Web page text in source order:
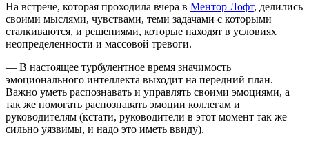
На встрече, которая проходила вчера в Ментор Лофт, делились
своими мыслями, чувствами, теми задачами с которыми
сталкиваются, и решениями, которые находят в условиях
неопределенности и массовой тревоги.
— В настоящее турбулентное время значимость
эмоционального интеллекта выходит на передний план.
Важно уметь распознавать и управлять своими эмоциями, а
так же помогать распознавать эмоции коллегам и
руководителям (кстати, руководители в этот момент так же
сильно уязвимы, и надо это иметь ввиду).